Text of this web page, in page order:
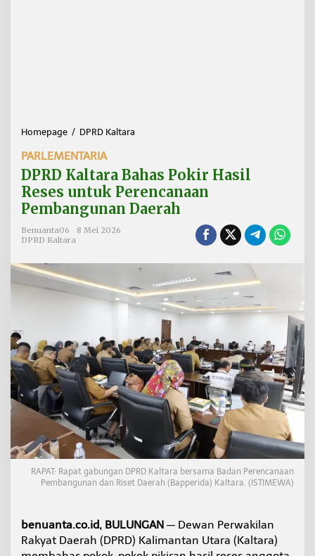
Homepage / DPRD Kaltara
D
K
a
l
B
h
a
o
k
i
r
H
a
i
R
e
s
u
n
PARLEMENTARIA
DPRD Kaltara Bahas Pokir Hasil
Reses untuk Perencanaan
Pembangunan Daerah
Benuanta06
8 Mei 2026
DPRD Kaltara
RAPAT: Rapat gabungan DPRD Kaltara bersama Badan Perencanaan
Pembangunan dan Riset Daerah (Bapperida) Kaltara. (ISTIMEWA)
benuanta.co.id, BULUNGAN — Dewan Perwakilan
Rakyat Daerah (DPRD) Kalimantan Utara (Kaltara)